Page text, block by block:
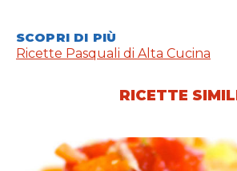
SCOPRI DI PIÙ
Ricette Pasquali di Alta Cucina
RICETTE